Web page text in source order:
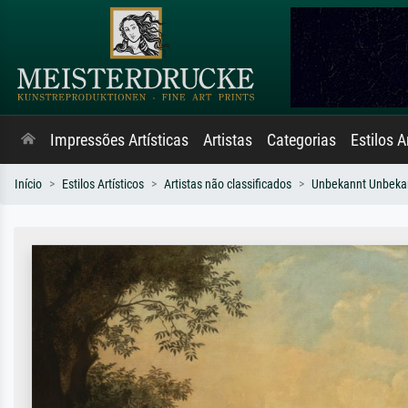
Impressões Artísticas Artistas Categorias Estilos
Início Estilos Artísticos Artistas não classificados Unbekannt